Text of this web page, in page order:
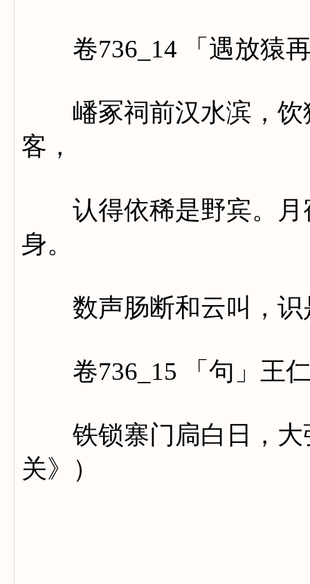
卷736_14 「遇放猿再
嶓冢祠前汉水滨，饮
客，
认得依稀是野宾。月
身。
数声肠断和云叫，识
卷736_15 「句」王
铁锁寨门扃白日，大
关》）